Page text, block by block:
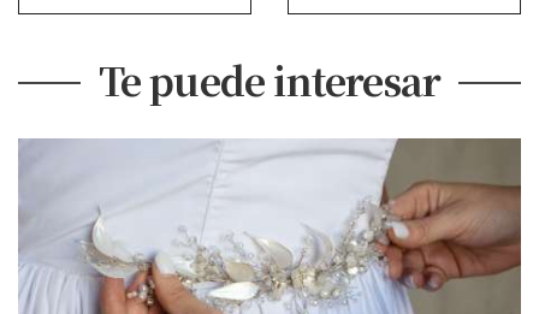
Te puede interesar